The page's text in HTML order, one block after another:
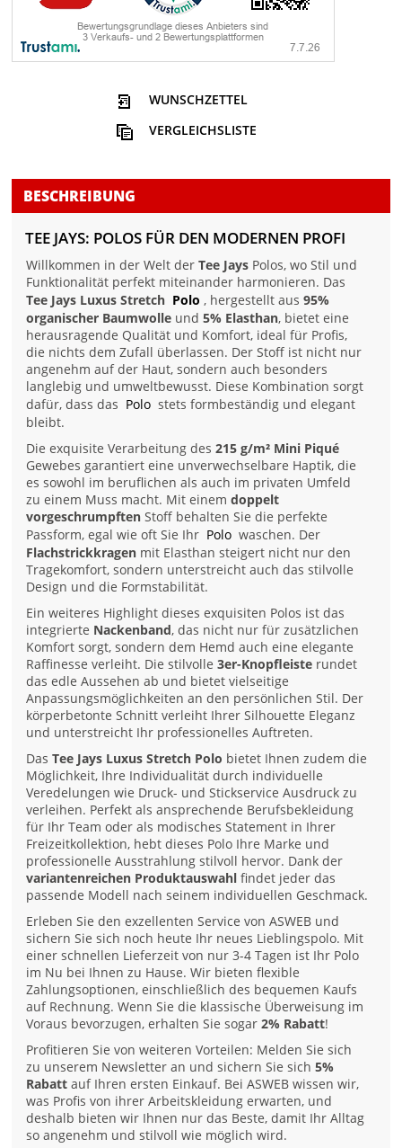
WUNSCHZETTEL
VERGLEICHSLISTE
BESCHREIBUNG
TEE JAYS: POLOS FÜR DEN MODERNEN PROFI
Willkommen in der Welt derTee Jays Polos, wo Stil und
Funktionalität perfekt miteinander harmonieren. Das
Tee Jays Luxus Stretch Polo , hergestellt aus95%
organischer Baumwolle und5% Elasthan, bietet eine
herausragende Qualität und Komfort, ideal für Profis,
die nichts dem Zufall überlassen. Der Stoff ist nicht nur
angenehm auf der Haut, sondern auch besonders
langlebig und umweltbewusst. Diese Kombination sorgt
dafür, dass das Polo stets formbeständig und elegant
bleibt.
Die exquisite Verarbeitung des215 g/m² Mini Piqué
Gewebes garantiert eine unverwechselbare Haptik, die
es sowohl im beruflichen als auch im privaten Umfeld
zu einem Muss macht. Mit einemdoppelt
vorgeschrumpften Stoff behalten Sie die perfekte
Passform, egal wie oft Sie Ihr Polo waschen. Der
Flachstrickkragen mit Elasthan steigert nicht nur den
Tragekomfort, sondern unterstreicht auch das stilvolle
Design und die Formstabilität.
Ein weiteres Highlight dieses exquisiten Polos ist das
integrierte Nackenband, das nicht nur für zusätzlichen
Komfort sorgt, sondern dem Hemd auch eine elegante
Raffinesse verleiht. Die stilvolle3er-Knopfleiste rundet
das edle Aussehen ab und bietet vielseitige
Anpassungsmöglichkeiten an den persönlichen Stil. Der
körperbetonte Schnitt verleiht Ihrer Silhouette Eleganz
und unterstreicht Ihr professionelles Auftreten.
DasTee Jays Luxus Stretch Polo bietet Ihnen zudem die
Möglichkeit, Ihre Individualität durch individuelle
Veredelungen wie Druck- und Stickservice Ausdruck zu
verleihen. Perfekt als ansprechende Berufsbekleidung
für Ihr Team oder als modisches Statement in Ihrer
Freizeitkollektion, hebt dieses Polo Ihre Marke und
professionelle Ausstrahlung stilvoll hervor. Dank der
variantenreichen Produktauswahl findet jeder das
passende Modell nach seinem individuellen Geschmack.
Erleben Sie den exzellenten Service von ASWEB und
sichern Sie sich noch heute Ihr neues Lieblingspolo. Mit
einer schnellen Lieferzeit von nur 3-4 Tagen ist Ihr Polo
im Nu bei Ihnen zu Hause. Wir bieten flexible
Zahlungsoptionen, einschließlich des bequemen Kaufs
auf Rechnung. Wenn Sie die klassische Überweisung im
Voraus bevorzugen, erhalten Sie sogar2% Rabatt!
Profitieren Sie von weiteren Vorteilen: Melden Sie sich
zu unserem Newsletter an und sichern Sie sich5%
Rabatt auf Ihren ersten Einkauf. Bei ASWEB wissen wir,
was Profis von ihrer Arbeitskleidung erwarten, und
deshalb bieten wir Ihnen nur das Beste, damit Ihr Alltag
so angenehm und stilvoll wie möglich wird.